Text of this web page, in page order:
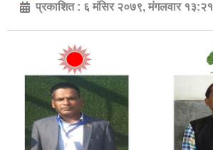
प्रकाशित : ६ मंसिर २०७९, मंगलवार १३:२१